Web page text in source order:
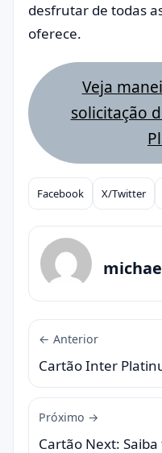
desfrutar de todas
oferece.
Veja
solicitação
Compartilhar
Facebook X/Twitter
← Anterior
Cartão Inter
Próximo →
Cartão Next: